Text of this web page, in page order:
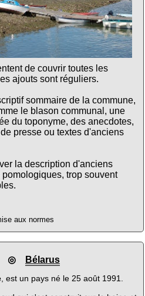
de couvrir toutes les
ajouts sont réguliers.
sommaire de la commune,
le blason communal, une
du toponyme, des anecdotes,
presse ou textes d'anciens
la description d'anciens
trop souvent
aux normes
◎ Bélarus
, est un pays né le 25 août 1991.